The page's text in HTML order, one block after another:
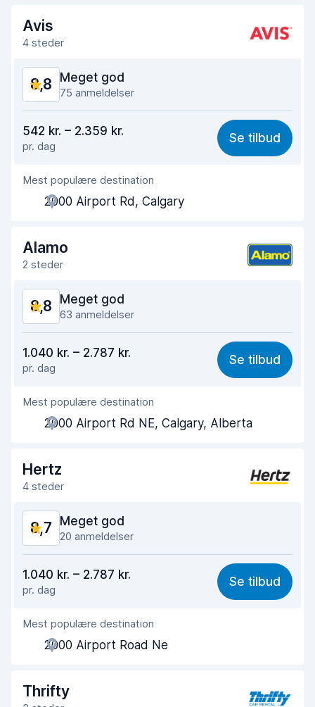
Afleveringshastighed
Bilens tilstand
Avis
4 steder
8,8 Meget god
75 anmeldelser
8,8
Nemt at finde 9,2
Agentens hjælpsomhed
Afhentningshastighed
Afleveringshastighed 9,3
Bilens tilstand
542 kr. – 2.359 kr.
pr. dag
Se tilbud
Mest populære destination
2000 Airport Rd, Calgary
Alamo
2 steder
8,8 Meget god
63 anmeldelser
8,3
Nemt at finde 9,0
Agentens hjælpsomhed
Afhentningshastighed
Afleveringshastighed 9,0
Bilens tilstand
1.040 kr. – 2.787 kr.
pr. dag
Se tilbud
Mest populære destination
2000 Airport Rd NE, Calgary, Alberta
Hertz
4 steder
8,7 Meget god
20 anmeldelser
8,3
Nemt at finde 9,0
Agentens hjælpsomhed
Afhentningshastighed
Afleveringshastighed 9,2
1.040 kr. – 2.787 kr.
pr. dag
Se tilbud
Mest populære destination
2000 Airport Road Ne
Thrifty